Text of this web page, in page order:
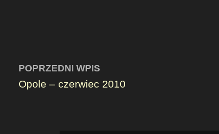
POPRZEDNI WPIS
Opole – czerwiec 2010